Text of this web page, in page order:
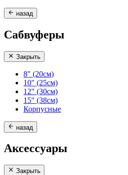
назад
Сабвуферы
Закрыть
8" (20см)
10" (25см)
12" (30см)
15" (38см)
Корпусные
назад
Аксессуары
Закрыть